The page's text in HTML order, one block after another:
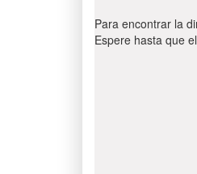
Para encontrar la
Espere hasta que